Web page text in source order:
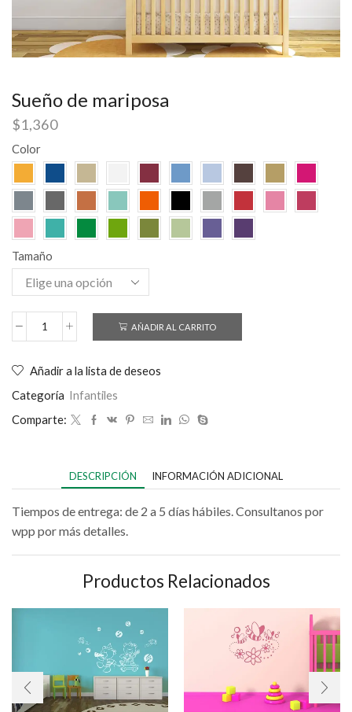
Sueño de mariposa
$1,360
Color
Tamaño
AÑADIR AL CARRITO
Añadir a la lista de deseos
Categoría Infantiles
Comparte:
DESCRIPCIÓN INFORMACIÓN ADICIONAL
Tiempos de entrega: de 2 a 5 días hábiles. Consultanos por
wpp por más detalles.
Productos Relacionados